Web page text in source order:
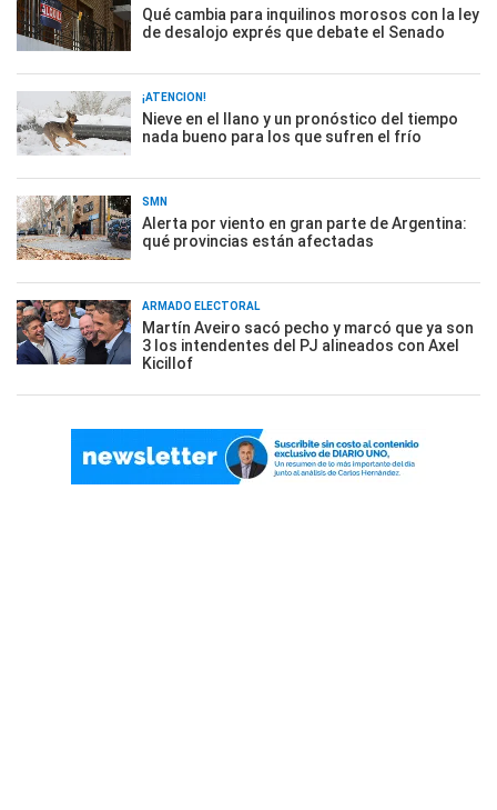
Qué cambia para inquilinos morosos con la ley
de desalojo exprés que debate el Senado
¡ATENCIÓN!
Nieve en el llano y un pronóstico del tiempo
nada bueno para los que sufren el frío
SMN
Alerta por viento en gran parte de Argentina:
qué provincias están afectadas
ARMADO ELECTORAL
Martín Aveiro sacó pecho y marcó que ya son
3 los intendentes del PJ alineados con Axel
Kicillof